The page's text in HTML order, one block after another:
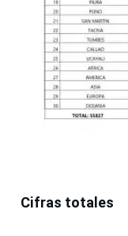
Cifras totales